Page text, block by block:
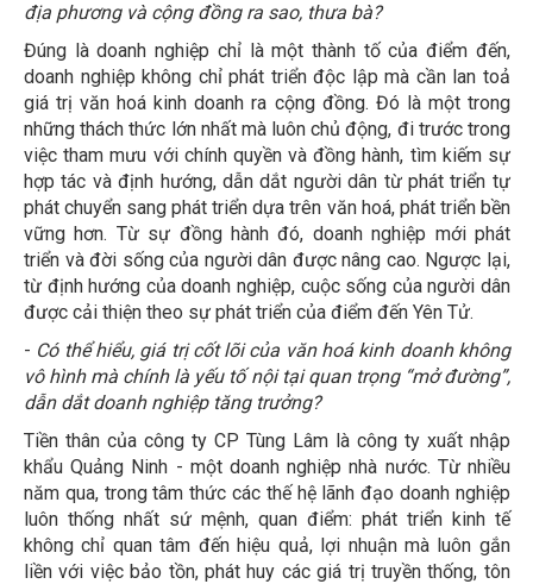
địa phương và cộng đồng ra sao, thưa bà?
Đúng là doanh nghiệp chỉ là một thành tố của điểm đến,
doanh nghiệp không chỉ phát triển độc lập mà cần lan toả
giá trị văn hoá kinh doanh ra cộng đồng. Đó là một trong
những thách thức lớn nhất mà luôn chủ động, đi trước trong
việc tham mưu với chính quyền và đồng hành, tìm kiếm sự
hợp tác và định hướng, dẫn dắt người dân từ phát triển tự
phát chuyển sang phát triển dựa trên văn hoá, phát triển bền
vững hơn. Từ sự đồng hành đó, doanh nghiệp mới phát
triển và đời sống của người dân được nâng cao. Ngược lại,
từ định hướng của doanh nghiệp, cuộc sống của người dân
được cải thiện theo sự phát triển của điểm đến Yên Tử.
- Có thể hiểu, giá trị cốt lõi của văn hoá kinh doanh không
vô hình mà chính là yếu tố nội tại quan trọng “mở đường”,
dẫn dắt doanh nghiệp tăng trưởng?
Tiền thân của công ty CP Tùng Lâm là công ty xuất nhập
khẩu Quảng Ninh - một doanh nghiệp nhà nước. Từ nhiều
năm qua, trong tâm thức các thế hệ lãnh đạo doanh nghiệp
luôn thống nhất sứ mệnh, quan điểm: phát triển kinh tế
không chỉ quan tâm đến hiệu quả, lợi nhuận mà luôn gắn
liền với việc bảo tồn, phát huy các giá trị truyền thống, tôn